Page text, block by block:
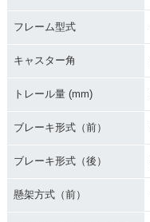
フレーム型式
キャスター角
トレール量 (mm)
ブレーキ形式（前）
ブレーキ形式（後）
懸架方式（前）